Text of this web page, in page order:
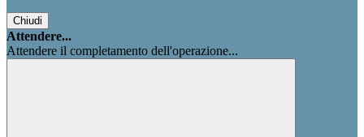
Chiudi
Attendere...
Attendere il completamento dell'operazione...